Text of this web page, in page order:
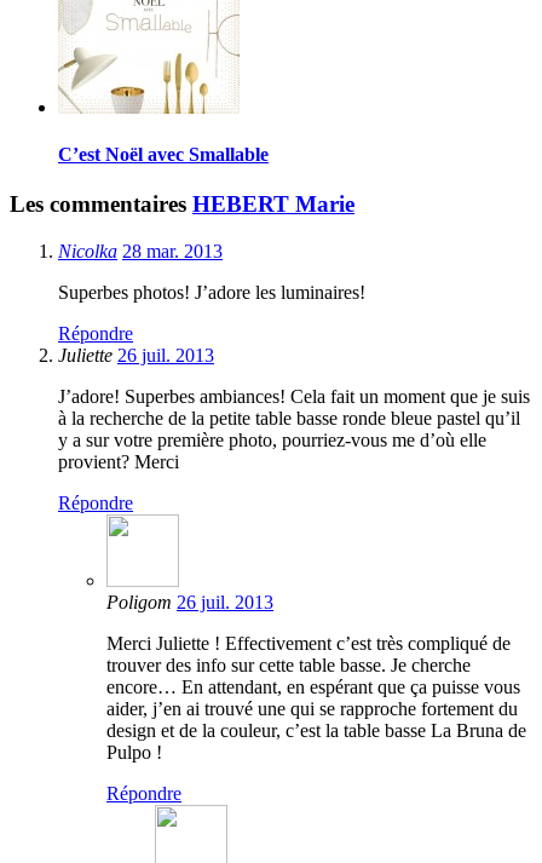
C’est Noël avec Smallable
Les commentaires HEBERT Marie
Nicolka 28 mar. 2013
Superbes photos! J’adore les luminaires!
Répondre
Juliette 26 juil. 2013
J’adore! Superbes ambiances! Cela fait un moment que je suis
à la recherche de la petite table basse ronde bleue pastel qu’il
y a sur votre première photo, pourriez-vous me d’où elle
provient? Merci
Répondre
Poligom 26 juil. 2013
Merci Juliette ! Effectivement c’est très compliqué de
trouver des info sur cette table basse. Je cherche
encore… En attendant, en espérant que ça puisse vous
aider, j’en ai trouvé une qui se rapproche fortement du
design et de la couleur, c’est la table basse La Bruna de
Pulpo !
Répondre